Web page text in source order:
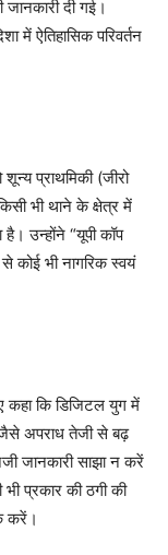
दी गई।
में ऐतिहासिक परिवर्तन
शून्य प्राथमिकी (जीरो
भी थाने के क्षेत्र में
है। उन्होंने “यूपी कॉप
कोई भी नागरिक स्वयं
कहा कि डिजिटल युग में
अपराध तेजी से बढ़
जानकारी साझा न करें
प्रकार की ठगी की
करें।